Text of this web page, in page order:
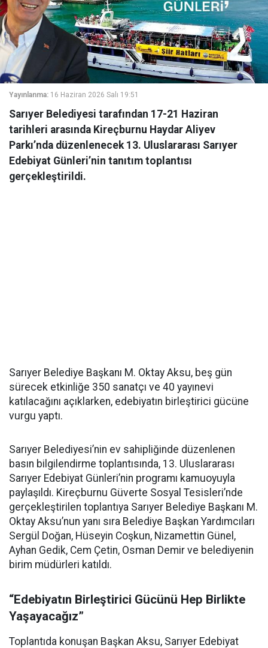
Yayınlanma: 16 Haziran 2026 Salı 19:51
Sarıyer Belediyesi tarafından 17-21 Haziran
tarihleri arasında Kireçburnu Haydar Aliyev
Parkı’nda düzenlenecek 13. Uluslararası Sarıyer
Edebiyat Günleri’nin tanıtım toplantısı
gerçekleştirildi.
Sarıyer Belediye Başkanı M. Oktay Aksu, beş gün
sürecek etkinliğe 350 sanatçı ve 40 yayınevi
katılacağını açıklarken, edebiyatın birleştirici gücüne
vurgu yaptı.
Sarıyer Belediyesi’nin ev sahipliğinde düzenlenen
basın bilgilendirme toplantısında, 13. Uluslararası
Sarıyer Edebiyat Günleri’nin programı kamuoyuyla
paylaşıldı. Kireçburnu Güverte Sosyal Tesisleri’nde
gerçekleştirilen toplantıya Sarıyer Belediye Başkanı M.
Oktay Aksu’nun yanı sıra Belediye Başkan Yardımcıları
Sergül Doğan, Hüseyin Coşkun, Nizamettin Günel,
Ayhan Gedik, Cem Çetin, Osman Demir ve belediyenin
birim müdürleri katıldı.
“Edebiyatın Birleştirici Gücünü Hep Birlikte
Yaşayacağız”
Toplantıda konuşan Başkan Aksu, Sarıyer Edebiyat